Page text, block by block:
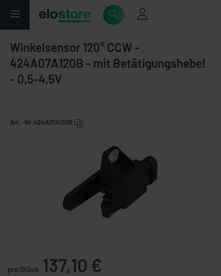
Winkelsensor 120° CCW -
424A07A120B - mit Betätigungshebel
- 0,5-4,5V
Art. -Nr. 424A07A120B
pro Stück 137,10 €